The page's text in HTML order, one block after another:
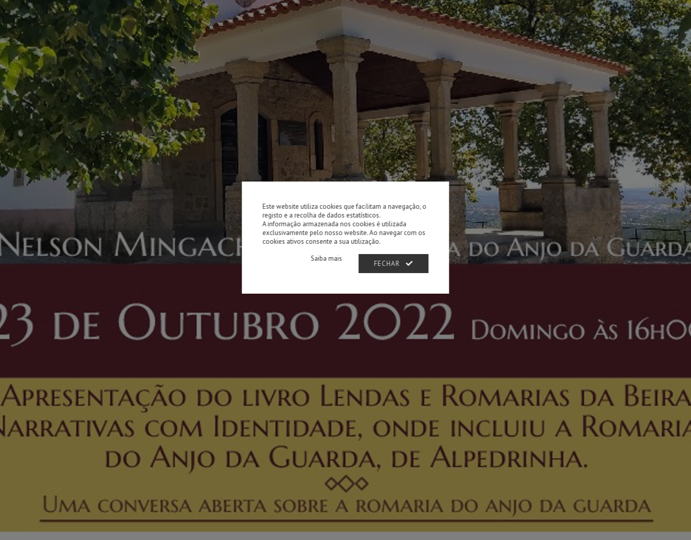
Este website utiliza cookies que facilitam a navegação, o
registo e a recolha de dados estatísticos.
A informação armazenada nos cookies é utilizada
exclusivamente pelo nosso website. Ao navegar com os
cookies ativos consente a sua utilização.
Saiba mais
FECHAR